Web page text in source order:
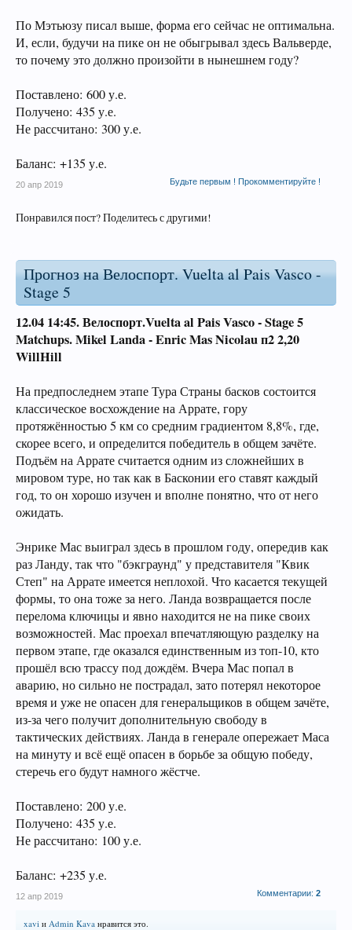
По Мэтьюзу писал выше, форма его сейчас не оптимальна.
И, если, будучи на пике он не обыгрывал здесь Вальверде,
то почему это должно произойти в нынешнем году?
Поставлено: 600 у.е.
Получено: 435 у.е.
Не рассчитано: 300 у.е.
Баланс: +135 у.е.
Будьте первым ! Прокомментируйте !
20 апр 2019
Понравился пост? Поделитесь с другими!
Прогноз на Велоспорт. Vuelta al Pais Vasco -
Stage 5
12.04 14:45.Велоспорт.Vuelta al Pais Vasco - Stage 5
Matchups.Mikel Landa -Enric Mas Nicolau п2 2,20
WillHill
На предпоследнем этапе Тура Страны басков состоится
классическое восхождение на Аррате, гору
протяжённостью 5 км со средним градиентом 8,8%, где,
скорее всего, и определится победитель в общем зачёте.
Подъём на Аррате считается одним из сложнейших в
мировом туре, но так как в Басконии его ставят каждый
год, то он хорошо изучен и вполне понятно, что от него
ожидать.
Энрике Мас выиграл здесь в прошлом году, опередив как
раз Ланду, так что "бэкграунд" у представителя "Квик
Степ" на Аррате имеется неплохой. Что касается текущей
формы, то она тоже за него. Ланда возвращается после
перелома ключицы и явно находится не на пике своих
возможностей. Мас проехал впечатляющую разделку на
первом этапе, где оказался единственным из топ-10, кто
прошёл всю трассу под дождём. Вчера Мас попал в
аварию, но сильно не пострадал, зато потерял некоторое
время и уже не опасен для генеральщиков в общем зачёте,
из-за чего получит дополнительную свободу в
тактических действиях. Ланда в генерале опережает Маса
на минуту и всё ещё опасен в борьбе за общую победу,
стеречь его будут намного жёстче.
Поставлено: 200 у.е.
Получено: 435 у.е.
Не рассчитано: 100 у.е.
Баланс: +235 у.е.
Комментарии: 2
12 апр 2019
xavi и Admin Kava нравится это.